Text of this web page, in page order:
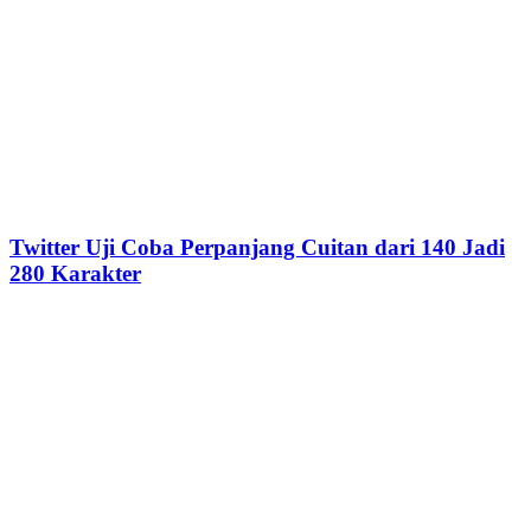
Twitter Uji Coba Perpanjang Cuitan dari 140 Jadi
280 Karakter